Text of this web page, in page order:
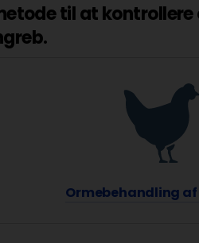
til at
Ormebehandling